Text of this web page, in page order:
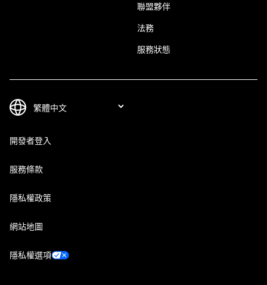
聯盟夥伴
法務
服務狀態
開發者登入
服務條款
隱私權政策
網站地圖
隱私權選項